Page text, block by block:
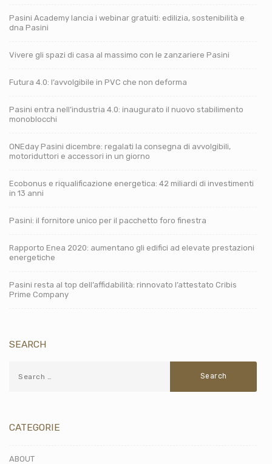
Pasini Academy lancia i webinar gratuiti: edilizia, sostenibilità e
dna Pasini
Vivere gli spazi di casa al massimo con le zanzariere Pasini
Futura 4.0: l’avvolgibile in PVC che non deforma
Pasini entra nell’industria 4.0: inaugurato il nuovo stabilimento
monoblocchi
ONEday Pasini dicembre: regalati la consegna di avvolgibili,
motoriduttori e accessori in un giorno
Ecobonus e riqualificazione energetica: 42 miliardi di investimenti
in 13 anni
Pasini: il fornitore unico per il pacchetto foro finestra
Rapporto Enea 2020: aumentano gli edifici ad elevate prestazioni
energetiche
Pasini resta al top dell’affidabilità: rinnovato l’attestato Cribis
Prime Company
SEARCH
CATEGORIE
ABOUT